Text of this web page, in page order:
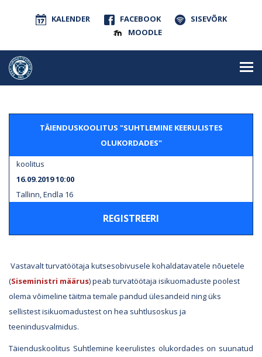
KALENDER FACEBOOK
SISEVÕRK
MOODLE
TÄIENDUSKOOLITUS "SUHTLEMINE KEERULISTES
OLUKORDADES"
koolitus
16.09.2019 10:00
Tallinn, Endla 16
REGISTREERI
Vastavalt turvatöötaja kutsesobivusele kohaldatavatele nõuetele
(Siseministri määrus) peab turvatöötaja isikuomaduste poolest
olema võimeline täitma temale pandud ülesandeid ning üks
sellistest isikuomadustest on hea suhtlusoskus ja
teenindusvalmidus.
Täienduskoolitus Suhtlemine keerulistes olukordades on suunatud